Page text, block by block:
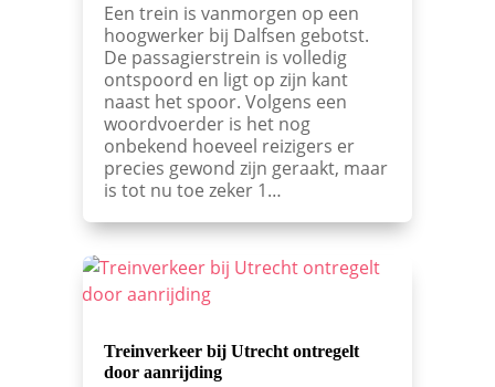
Een trein is vanmorgen op een
hoogwerker bij Dalfsen gebotst.
De passagierstrein is volledig
ontspoord en ligt op zijn kant
naast het spoor. Volgens een
woordvoerder is het nog
onbekend hoeveel reizigers er
precies gewond zijn geraakt, maar
is tot nu toe zeker 1…
Treinverkeer bij Utrecht ontregelt
door aanrijding